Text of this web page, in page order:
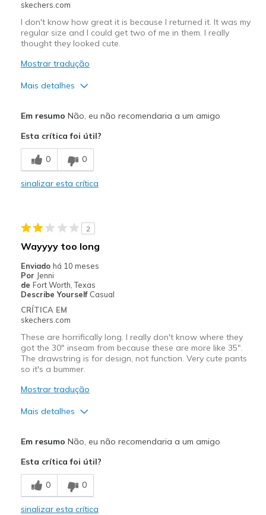
Sizing
skechers.com
I don't know how great it is because I returned it. It was my
regular size and I could get two of me in them. I really
thought they looked cute.
Mostrar tradução
Mais detalhes
Contras
Way too big
Feels too wide
Sizing
Feels full size too big
Em resumo Não, eu não recomendaria a um amigo
Esta crítica foi útil?
0 0
sinalizar esta crítica
2
Wayyyy too long
Enviado há 10 meses
Por Jenni
de Fort Worth, Texas
Describe Yourself Casual
CRÍTICA EM
skechers.com
These are horrifically long. I really don't know where they
got the 30" inseam from because these are more like 35".
The drawstring is for design, not function. Very cute pants
so it's a bummer.
Mostrar tradução
Mais detalhes
Breathe Well
Comfortable
Em resumo Não, eu não recomendaria a um amigo
Esta crítica foi útil?
0 0
sinalizar esta crítica